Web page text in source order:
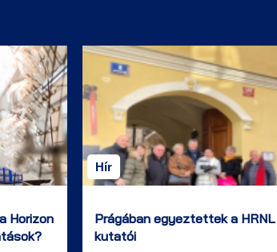
Horizon
Hír
Prágában egyeztettek a HRNL
kutatói